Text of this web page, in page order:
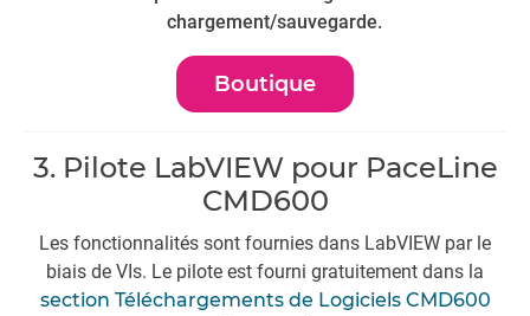
chargement/sauvegarde.
Boutique
3. Pilote LabVIEW pour PaceLine
CMD600
Les fonctionnalités sont fournies dans LabVIEW par le
biais de VIs. Le pilote est fourni gratuitement dans la
section Téléchargements de Logiciels CMD600